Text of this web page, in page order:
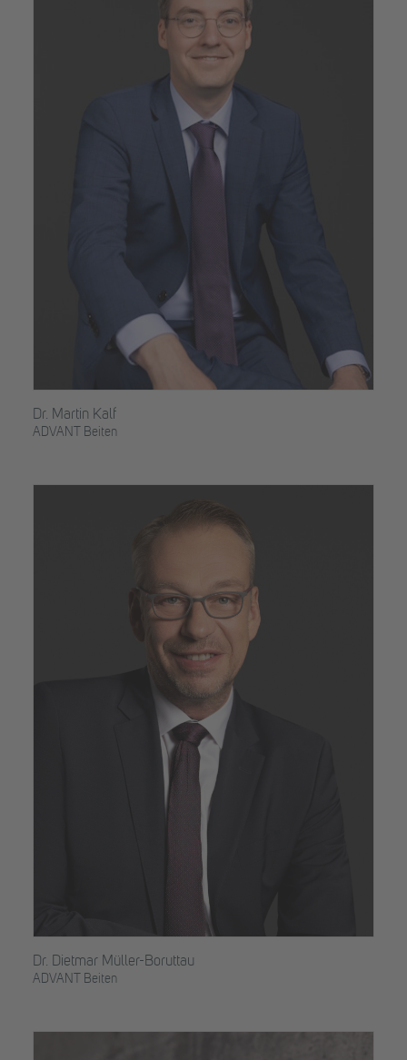
Dr. Martin Kalf
ADVANT Beiten
Dr. Dietmar Müller-Boruttau
ADVANT Beiten